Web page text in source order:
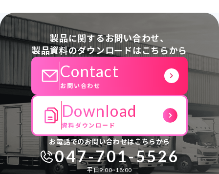
製品に関するお問い合わせ、
製品資料のダウンロードはこちらから
Contact
お問い合わせ
Download
資料ダウンロード
お電話でのお問い合わせはこちらから
047-701-5526
平日9:00~18:00